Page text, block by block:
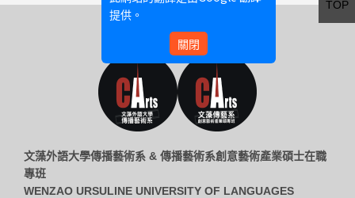
文藻外語大學傳播藝術系 & 傳播藝術系創意藝術產業碩士在職
專班
WENZAO URSULINE UNIVERSITY OF LANGUAGES
TOP
提供。
關閉